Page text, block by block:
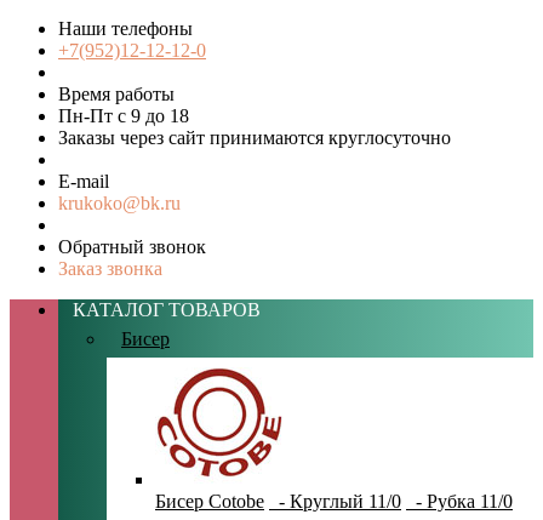
Наши телефоны
+7(952)12-12-12-0
Время работы
Пн-Пт с 9 до 18
Заказы через сайт принимаются круглосуточно
E-mail
krukoko@bk.ru
Обратный звонок
Заказ звонка
КАТАЛОГ ТОВАРОВ
Бисер
Бисер Cotobe - Круглый 11/0 - Рубка 11/0